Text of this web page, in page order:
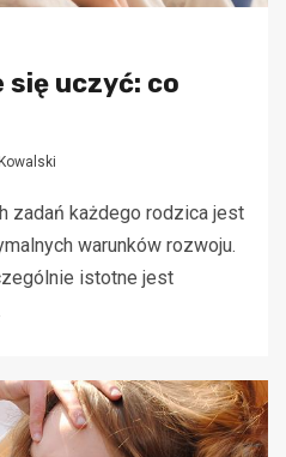
się uczyć: co
zadań każdego rodzica jest
warunków rozwoju.
istotne jest